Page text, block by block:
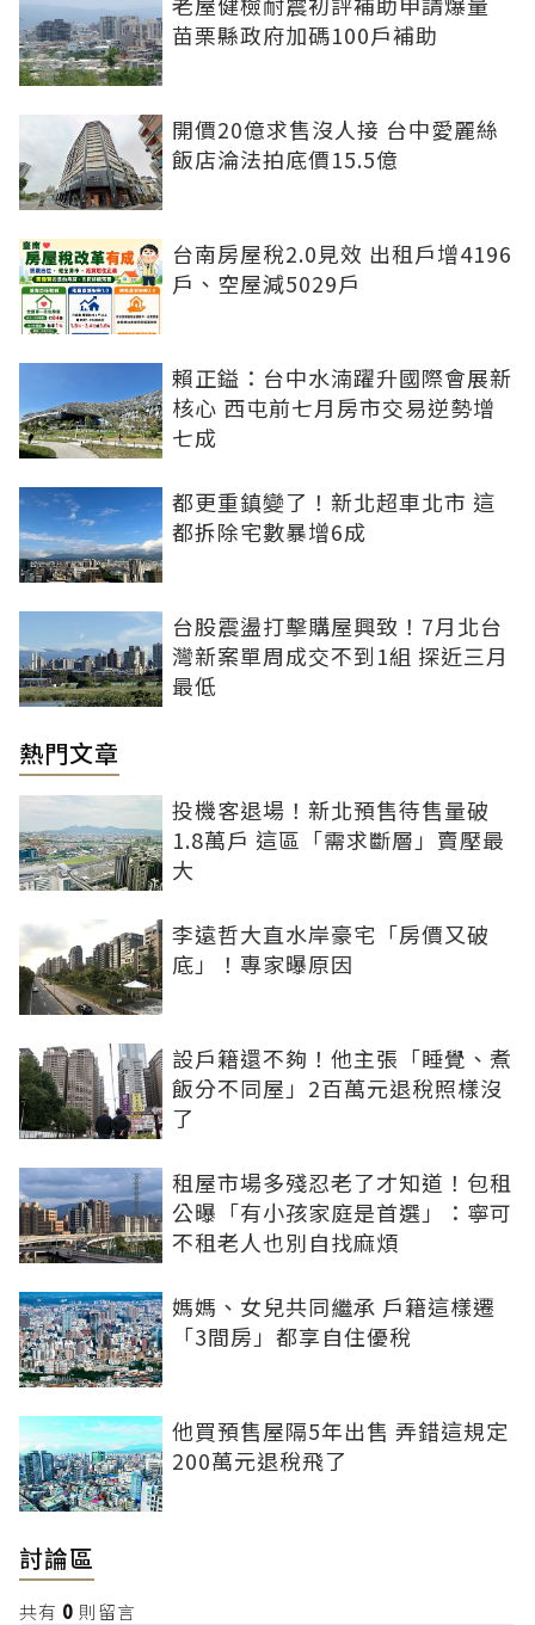
苗栗縣政府加碼100戶補助
開價20億求售沒人接 台中愛麗絲
飯店淪法拍底價15.5億
台南房屋稅2.0見效 出租戶增4196
戶、空屋減5029戶
賴正鎰：台中水湳躍升國際會展新
核心 西屯前七月房市交易逆勢增
七成
都更重鎮變了！新北超車北市 這
都拆除宅數暴增6成
台股震盪打擊購屋興致！7月北台
灣新案單周成交不到1組 探近三月
最低
熱門文章
投機客退場！新北預售待售量破
1.8萬戶 這區「需求斷層」賣壓最
大
李遠哲大直水岸豪宅「房價又破
底」！專家曝原因
設戶籍還不夠！他主張「睡覺、煮
飯分不同屋」2百萬元退稅照樣沒
了
租屋市場多殘忍老了才知道！包租
公曝「有小孩家庭是首選」：寧可
不租老人也別自找麻煩
媽媽、女兒共同繼承 戶籍這樣遷
「3間房」都享自住優稅
他買預售屋隔5年出售 弄錯這規定
200萬元退稅飛了
討論區
共有 0 則留言